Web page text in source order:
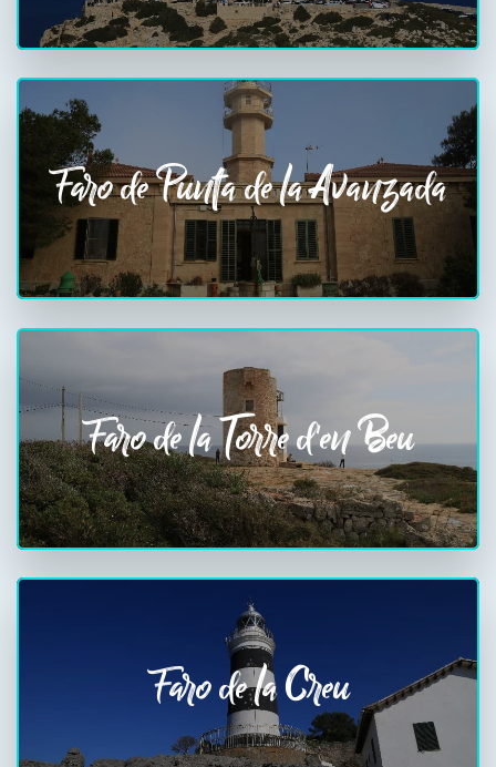
Faro de Punta de la Avanzada
Faro de la Torre d'en Beu
Faro de la Creu